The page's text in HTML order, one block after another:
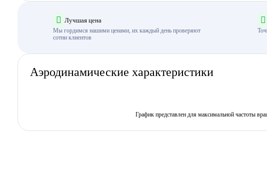
Лучшая цена
Мы гордимся нашими ценами, их каждый день проверяют
сотни клиентов
Аэродинамические характеристики
График представлен для максимальной частоты